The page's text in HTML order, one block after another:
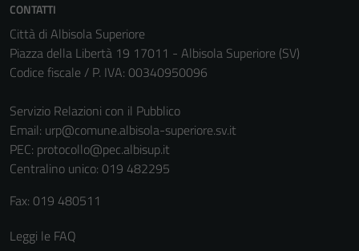
CONTATTI
Città di Albisola Superiore
Piazza della Libertà 19 17011 - Albisola Superiore (SV)
Codice fiscale / P. IVA: 00340950096
Servizio Relazioni con il Pubblico
Email: urp@comune.albisola-superiore.sv.it
PEC: protocollo@pec.albisup.it
Centralino unico: 019 482295
Fax: 019 480511
Leggi le FAQ